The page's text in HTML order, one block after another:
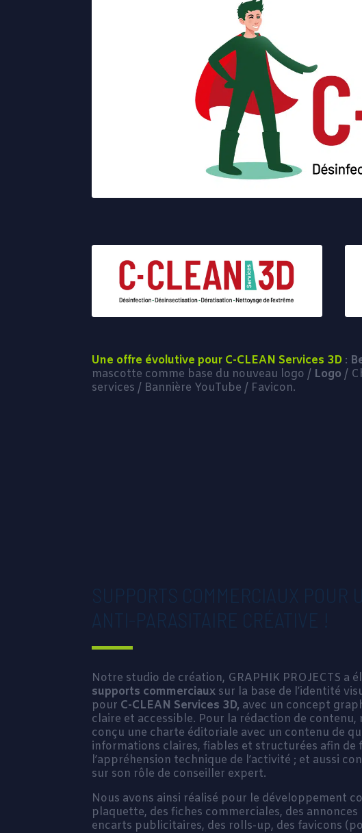
Une offre évolutive pour C-CLEAN Services 3D :
mascotte comme base du nouveau logo / Logo /
services / Bannière YouTube / Favicon.
SUPPORTS COMMERCIAUX POUR
ANTI-PARASITAIRE CRÉATIVE !
Notre studio de création, GRAPHIK PROJECTS a
supports commerciaux sur la base de l’identité
pour C-CLEAN Services 3D, avec un concept
claire et accessible. Pour la rédaction de contenu,
conçu une charte éditoriale avec un contenu de
informations claires, fiables et structurées afin de
l’appréhension technique de l’activité ; et aussi
sur son rôle de conseiller expert.
Nous avons ainsi réalisé pour le développement
plaquette, des fiches commerciales, des annonces
encarts publicitaires, des rolls-up, des favicons